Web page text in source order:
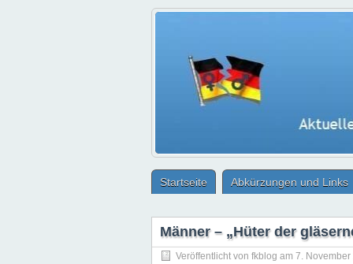
Startseite Abkürzungen und Links
Männer – „Hüter der
Veröffentlicht von fkblog am 7. November